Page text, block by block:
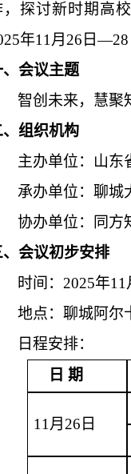
，探讨新时期高
年11 月 26 日—28
、会议主题
智创未来，慧聚
、组织机构
主办单位：山东
承办单位：聊城
协办单位：同方
、会议初步安排
时间： 2025年11
地点：聊城阿尔
日程安排：
日 期
11 月 26 日